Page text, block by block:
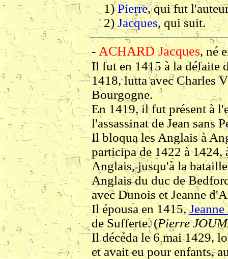
1)Pierre, qui fut
2) Jacques, qui suit.
- ACHARD Jacques, né
Il fut en 1415 à la défaite
1418, lutta avec Charles
Bourgogne.
En 1419, il fut présent à
l'assassinat de Jean sans
Il bloqua les Anglais à
participa de 1422 à 1424,
Anglais, jusqu'à la
Anglais du duc de
avec Dunois et Jeanne
Il épousa en 1415,
de Sufferte. (Pierre
Il décéda le 6 mai 1429,
et avait eu pour enfants,